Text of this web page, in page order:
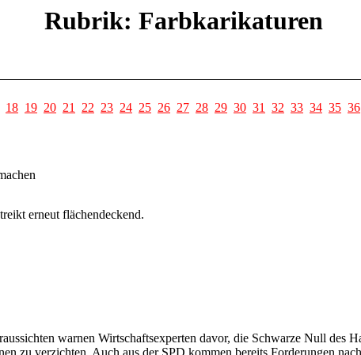
Rubrik: Farbkarikaturen
18 19 20 21 22 23 24 25 26 27 28 29 30 31 32 33 34 35 36
erneut flächendeckend.
warnen Wirtschaftsexperten davor, die Schwarze Null des